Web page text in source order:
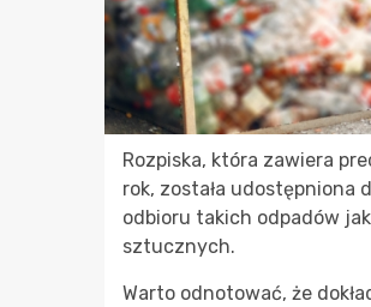
Rozpiska, która zawiera
rok, została udostępniona
odbioru takich odpadów
sztucznych.
Warto odnotować, że